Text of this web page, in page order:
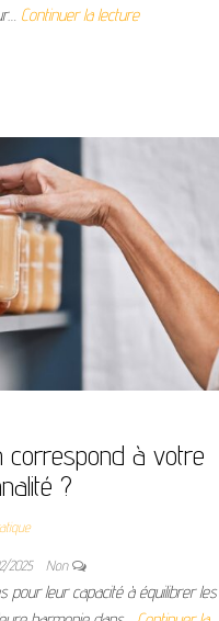
Continuer la lecture
correspond à votre
?
2025 Non
pour leur capacité à équilibrer les